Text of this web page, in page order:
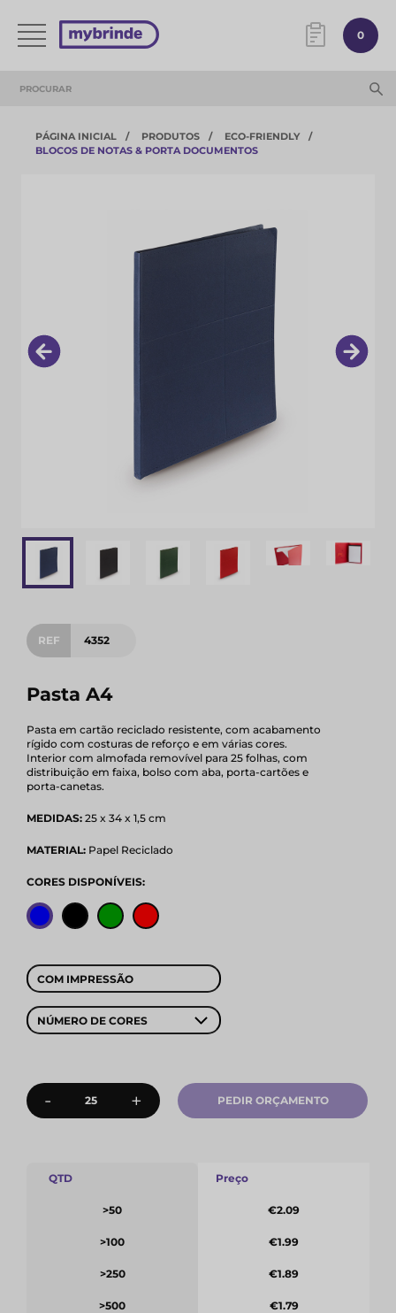
0
PÁGINA INICIAL PRODUTOS
ECO-FRIENDLY
BLOCOS DE NOTAS & PORTA DOCUMENTOS
REF 4352
Pasta A4
Pasta em cartão reciclado resistente, com acabamento
rígido com costuras de reforço e em várias cores.
Interior com almofada removível para 25 folhas, com
distribuição em faixa, bolso com aba, porta-cartões e
porta-canetas.
MEDIDAS: 25 x 34 x 1,5 cm
MATERIAL: Papel Reciclado
CORES DISPONÍVEIS:
COM IMPRESSÃO
NÚMERO DE CORES
- + PEDIR ORÇAMENTO
QTD
>50
>100
>250
>500
Preço
€2.09
€1.99
€1.89
€1.79